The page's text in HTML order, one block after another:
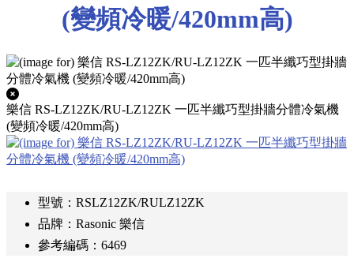
(變頻冷暖/420mm高)
樂信 RS-LZ12ZK/RU-LZ12ZK 一匹半纖巧型掛牆分體冷氣機
(變頻冷暖/420mm高)
型號：RSLZ12ZK/RULZ12ZK
品牌：Rasonic 樂信
參考編碼：6469